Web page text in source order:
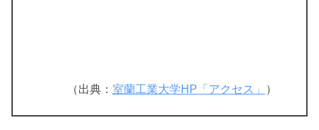
（出典： 室蘭工業大学HP「アクセス」 ）